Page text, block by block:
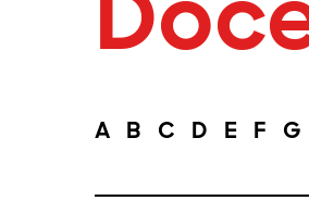
A B C D E F G